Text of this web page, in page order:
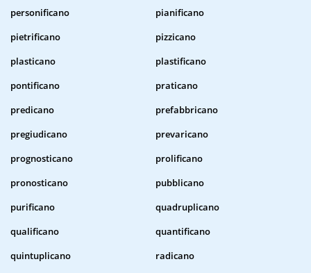
personificano
pianificano
pietrificano
pizzicano
plasticano
plastificano
pontificano
praticano
predicano
prefabbricano
pregiudicano
prevaricano
prognosticano
prolificano
pronosticano
pubblicano
purificano
quadruplicano
qualificano
quantificano
quintuplicano
radicano